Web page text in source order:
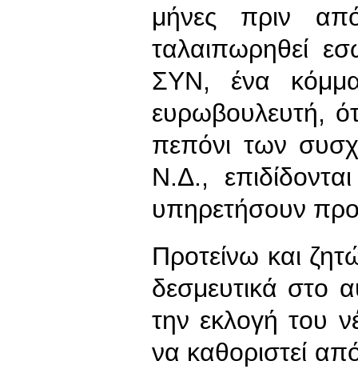
μήνες πριν
ταλαιπωρηθεί
ΣΥΝ, ένα
ευρωβουλευτή,
πεπόνι των
Ν.Δ.,
υπηρετήσουν
Προτείνω και
δεσμευτικά στο
την εκλογή του
να καθοριστεί